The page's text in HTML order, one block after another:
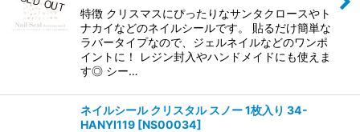
特徴 クリスマスにぴったりなサンタクロースやト
ナカイなどのネイルシールです。 貼るだけ簡単な
ラバータイプなので、ジェルネイルなどのワンポ
イントに！ レジン封入やハンドメイドにも使えま
す◎ シー…
ネイルシール クリスタル スノー 1枚入り 34-
HANYI119 [NS00034]